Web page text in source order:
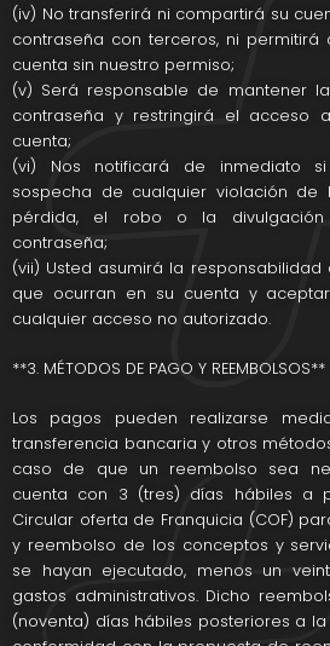
(iv) No transferirá ni compartirá su
contraseña con terceros, ni
cuenta sin nuestro permiso;
(v) Será responsable de mantener
contraseña y restringirá el acceso
cuenta;
(vi) Nos notificará de inmediato
sospecha de cualquier violación de
pérdida, el robo o la
contraseña;
(vii) Usted asumirá la
que ocurran en su cuenta y
cualquier acceso no autorizado.
**3. MÉTODOS DE PAGO Y REEMBOLSOS**
Los pagos pueden realizarse
transferencia bancaria y otros
caso de que un reembolso sea
cuenta con 3 (tres) días hábiles a
Circular oferta de Franquicia (COF)
y reembolso de los conceptos y
se hayan ejecutado, menos un
gastos administrativos. Dicho
(noventa) días hábiles posteriores a